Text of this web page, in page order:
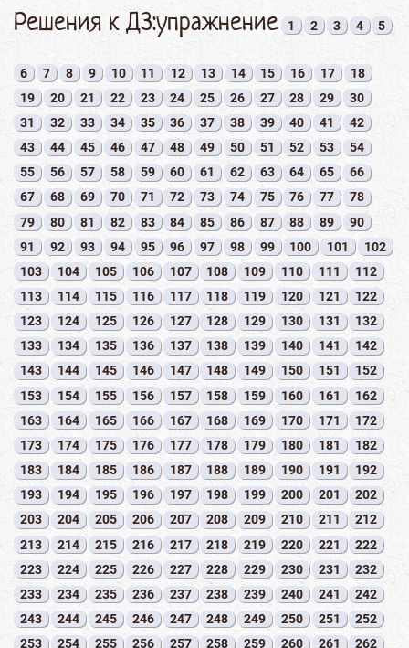
Решения к ДЗ:упражнение 1 2 3 4 5
6 7 8 9 10 11 12 13 14 15 16 17
18
19
20 21 22 23 24 25 26 27 28 29
30
31
32 33 34 35 36 37 38 39 40 41
42
43
44 45 46 47 48 49 50 51 52 53
54
55
56 57 58 59 60 61 62 63 64 65
66
67
68 69 70 71 72 73 74 75 76 77
78
79
80 81 82 83 84 85 86 87 88 89
90
91
92 93 94 95 96 97 98 99 100 101
102
103
104 105 106 107 108 109 110 111
112
113
114 115 116 117 118 119 120 121
122
123
124 125 126 127 128 129 130 131
132
133
134 135 136 137 138 139 140 141
142
143
144 145 146 147 148 149 150 151
152
153
154 155 156 157 158 159 160 161
162
163
164 165 166 167 168 169 170 171
172
173
174 175 176 177 178 179 180 181
182
183
184 185 186 187 188 189 190 191
192
193
194 195 196 197 198 199 200 201
202
203
204 205 206 207 208 209 210 211
212
213
214 215 216 217 218 219 220 221
222
223
224 225 226 227 228 229 230 231
232
233
234 235 236 237 238 239 240 241
242
243
244 245 246 247 248 249 250 251
252
253
254 255 256 257 258 259 260 261
262